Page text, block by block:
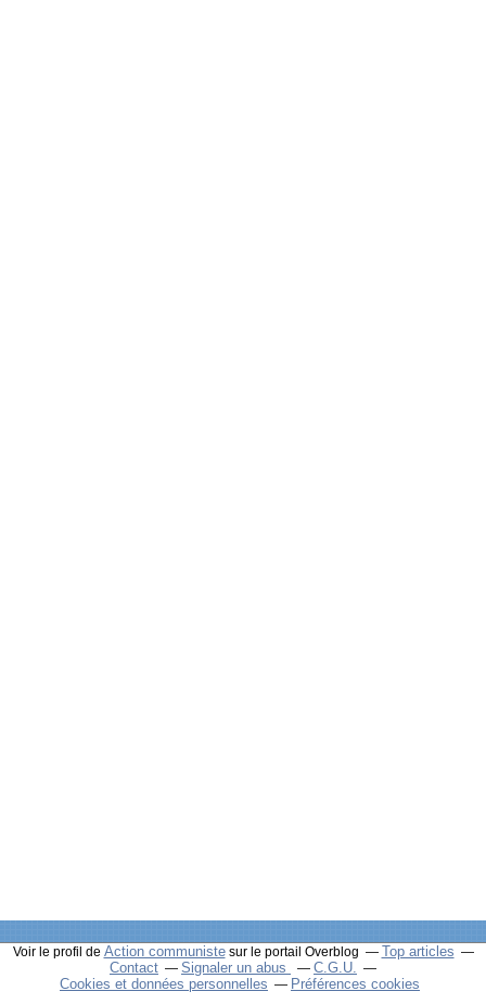
Voir le profil de Action communistesur le portail Overblog
Top articles
Contact
Signaler un abus
C.G.U.
Cookies et données personnelles
Préférences cookies